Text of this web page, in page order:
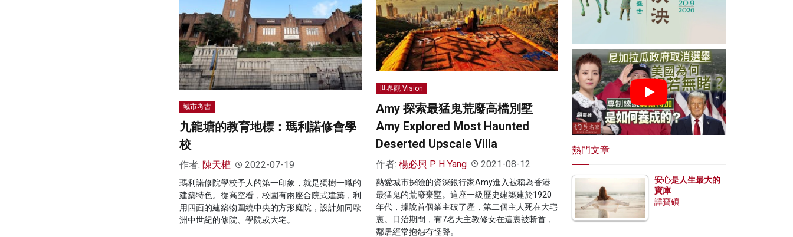
城市考古
九龍塘的教育地標：瑪利諾修會學
校
作者: 陳天權 2022-07-19
瑪利諾修院學校予人的第一印象，就是獨樹一幟的
建築特色。從高空看，校園有兩座合院式建築，利
用四面的建築物圍繞中央的方形庭院，設計如同歐
洲中世紀的修院、學院或大宅。
世界觀 Vision
Amy 探索最猛鬼荒廢高檔別墅
Amy Explored Most Haunted
Deserted Upscale Villa
作者: 楊必興 P H Yang 2021-08-12
熱愛城市探險的資深銀行家Amy進入被稱為香港
最猛鬼的荒廢棄墅。這座一級歷史建築建於1920
年代，據說首個業主破了產，第二個主人死在大宅
裏。日治期間，有7名天主教修女在這裏被斬首，
鄰居經常抱怨有怪聲。
熱門文章
安心是人生最大的
寶庫
譚寶碩